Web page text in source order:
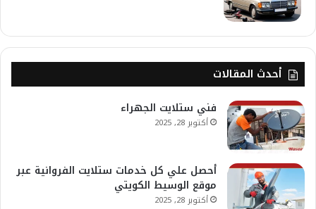
أحدث المقالات
فني ستلايت الجهراء
أكتوبر 28, 2025
أحصل علي كل خدمات ستلايت الفروانية عبر
موقع الوسيط الكويتي
أكتوبر 28, 2025